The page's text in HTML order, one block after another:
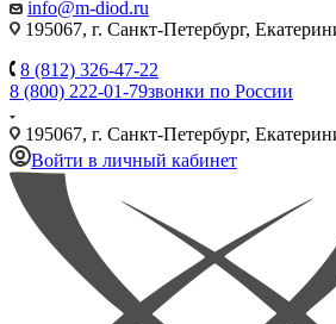
info@m-diod.ru
195067, г. Санкт-Петербург,
8 (812) 326-47-22
8 (800) 222-01-79звонки по России
195067, г. Санкт-Петербург,
Войти в личный кабинет